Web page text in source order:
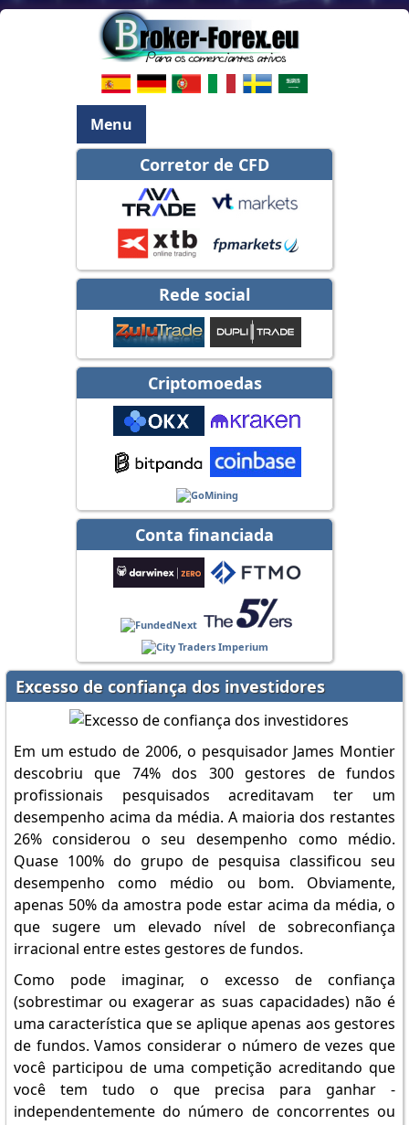
Menu
Corretor de CFD
Rede social
Criptomoedas
Conta financiada
Excesso de confiança dos investidores
Em um estudo de 2006, o pesquisador James Montier
descobriu que 74% dos 300 gestores de fundos
profissionais pesquisados acreditavam ter um
desempenho acima da média. A maioria dos restantes
26% considerou o seu desempenho como médio.
Quase 100% do grupo de pesquisa classificou seu
desempenho como médio ou bom. Obviamente,
apenas 50% da amostra pode estar acima da média, o
que sugere um elevado nível de sobreconfiança
irracional entre estes gestores de fundos.
Como pode imaginar, o excesso de confiança
(sobrestimar ou exagerar as suas capacidades) não é
uma característica que se aplique apenas aos gestores
de fundos. Vamos considerar o número de vezes que
você participou de uma competição acreditando que
você tem tudo o que precisa para ganhar -
independentemente do número de concorrentes ou